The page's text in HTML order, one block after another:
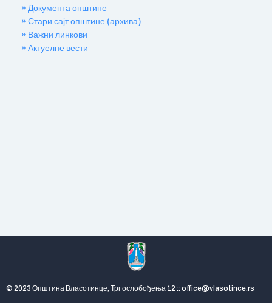
» Документа општине
» Стари сајт општине (архива)
» Важни линкови
» Актуелне вести
© 2023 Општина Власотинце, Трг ослобођења 12 :: office@vlasotince.rs